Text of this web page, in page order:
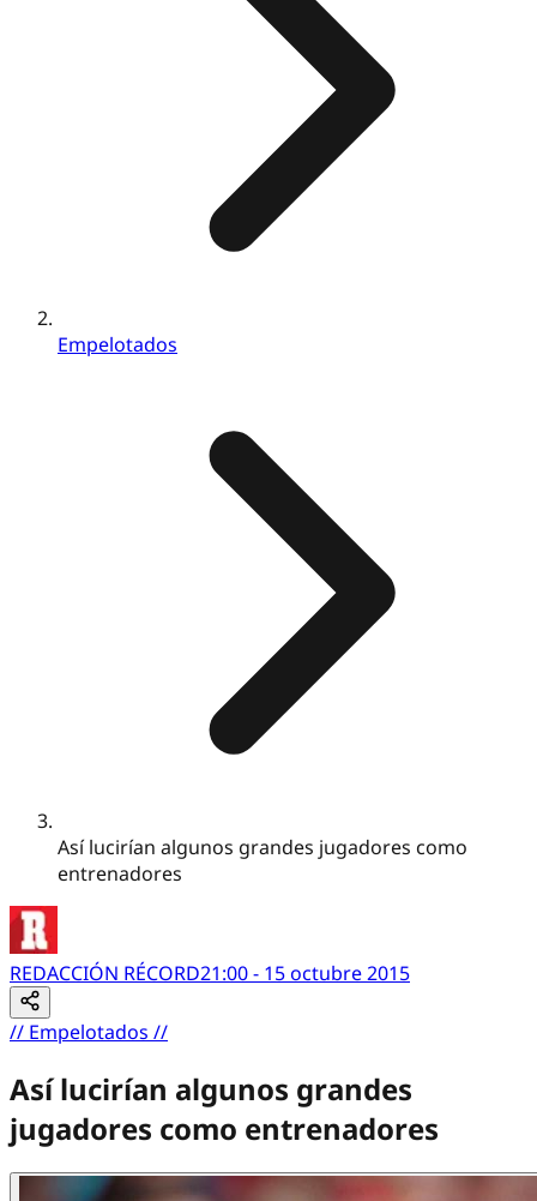
Empelotados
Así lucirían algunos grandes jugadores como
entrenadores
REDACCIÓN RÉCORD21:00 - 15 octubre 2015
// Empelotados //
Así lucirían algunos grandes
jugadores como entrenadores